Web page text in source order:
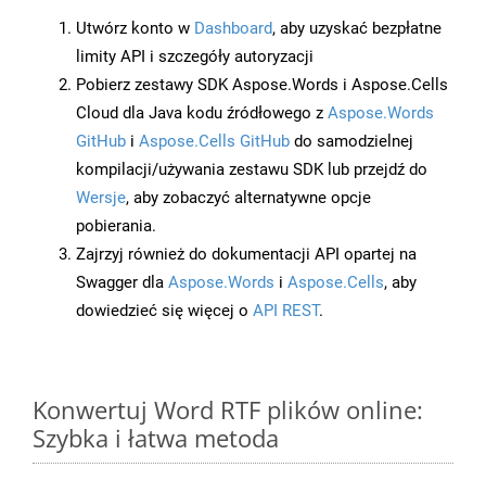
Utwórz konto w Dashboard, aby uzyskać bezpłatne
limity API i szczegóły autoryzacji
Pobierz zestawy SDK Aspose.Words i Aspose.Cells
Cloud dla Java kodu źródłowego z Aspose.Words
GitHub i Aspose.Cells GitHub do samodzielnej
kompilacji/używania zestawu SDK lub przejdź do
Wersje, aby zobaczyć alternatywne opcje
pobierania.
Zajrzyj również do dokumentacji API opartej na
Swagger dla Aspose.Words i Aspose.Cells, aby
dowiedzieć się więcej o API REST.
Konwertuj Word RTF plików online:
Szybka i łatwa metoda